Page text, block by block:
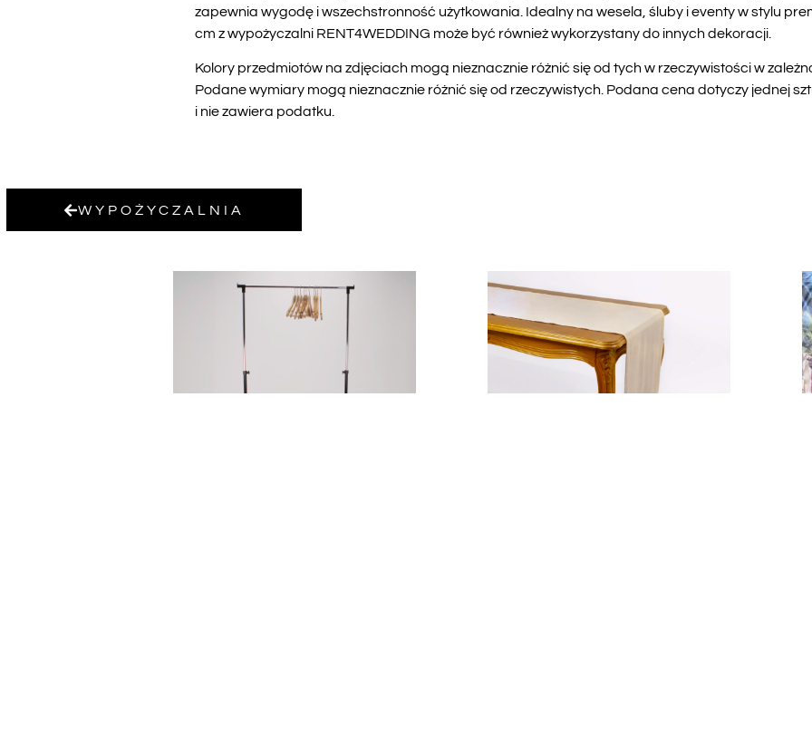
zapewnia wygodę i wszechstronność użytkowania. Idealny na wesela, śluby i eventy w stylu
cm z wypożyczalni RENT4WEDDING może być również wykorzystany do innych dekoracji.
Kolory przedmiotów na zdjęciach mogą nieznacznie różnić się od tych w rzeczywistości w
Podane wymiary mogą nieznacznie różnić się od rzeczywistych. Podana cena dotyczy jednej
i nie zawiera podatku.
WYPOŻYCZALNIA